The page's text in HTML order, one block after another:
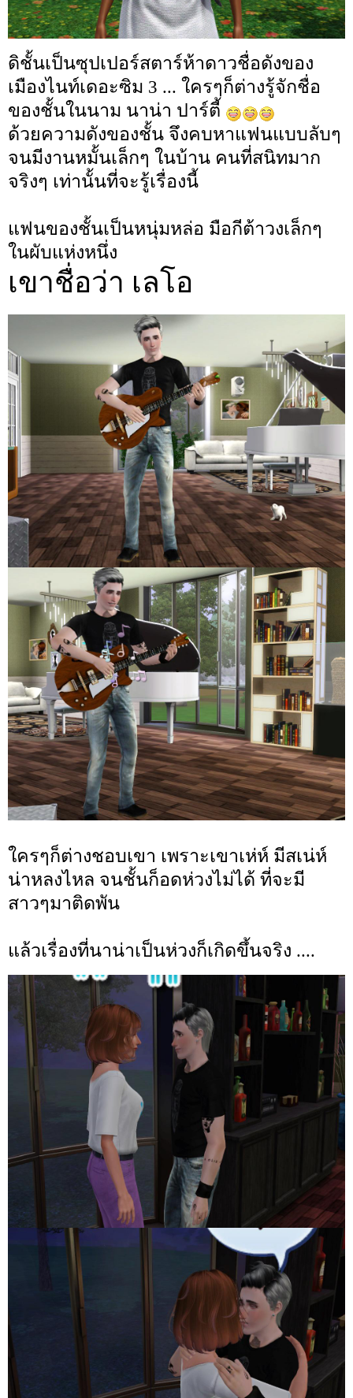
ดิชั้นเป็นซุปเปอร์สตาร์ห้าดาวชื่อดังของ
เมืองไนท์เดอะซิม 3 ... ใครๆก็ต่างรู้จักชื่อ
ของชั้นในนาม นาน่า ปาร์ตี้
ด้วยความดังของชั้น จึงคบหาแฟนแบบลับๆ
จนมีงานหมั้นเล็กๆ ในบ้าน คนที่สนิทมาก
จริงๆ เท่านั้นที่จะรู้เรื่องนี้
แฟนของชั้นเป็นหนุ่มหล่อ มือกีต้าวงเล็กๆ
ในผับแห่งหนึ่ง
เขาชื่อว่า เลโอ
ใครๆก็ต่างชอบเขา เพราะเขาเห่ห์ มีสเน่ห์
น่าหลงไหล จนชั้นก็อดห่วงไม่ได้ ที่จะมี
สาวๆมาติดพัน
แล้วเรื่องที่นาน่าเป็นห่วงก็เกิดขึ้นจริง ....